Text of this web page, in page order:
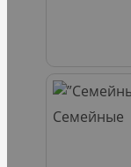
Семейные